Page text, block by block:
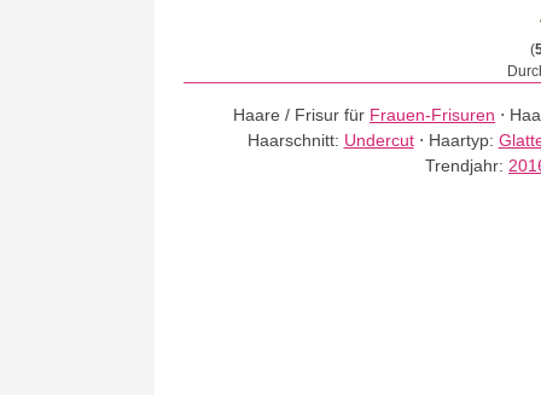
(
Haare / Frisur für Frauen-Frisuren ⋅
Haarschnitt: Undercut⋅ Haartyp:
Trendjahr: